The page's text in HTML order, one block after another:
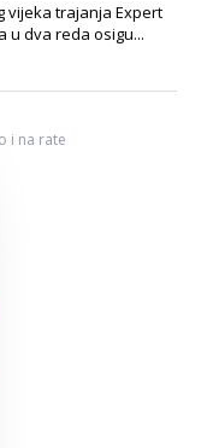
vijeka trajanja Expert
u dva reda osigu...
i na rate